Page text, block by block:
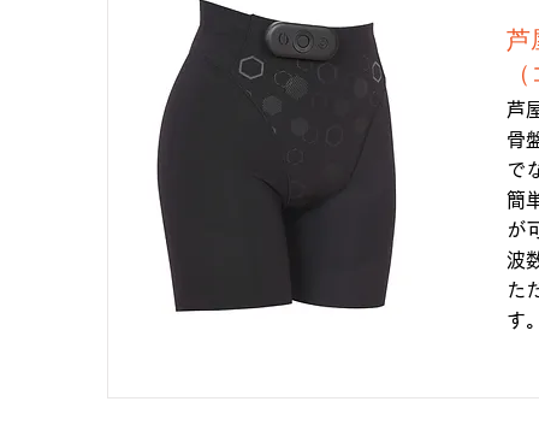
芦
芦
骨
で
簡
が
波
た
す